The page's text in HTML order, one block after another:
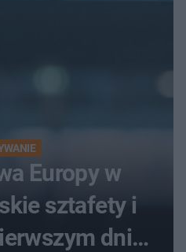
Europy w
sztafety i
dniu